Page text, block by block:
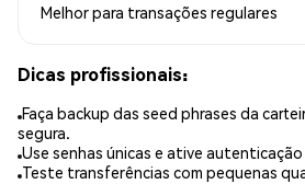
Melhor para transações regulares
Dicas profissionais:
Faça backup das seed phrases da
segura.
Use senhas únicas e ative
Teste transferências com pequenas